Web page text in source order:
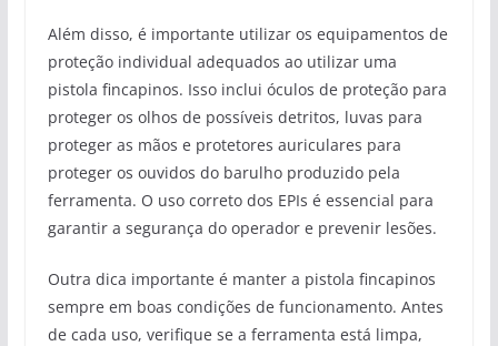
Além disso, é importante utilizar os equipamentos de
proteção individual adequados ao utilizar uma
pistola fincapinos. Isso inclui óculos de proteção para
proteger os olhos de possíveis detritos, luvas para
proteger as mãos e protetores auriculares para
proteger os ouvidos do barulho produzido pela
ferramenta. O uso correto dos EPIs é essencial para
garantir a segurança do operador e prevenir lesões.
Outra dica importante é manter a pistola fincapinos
sempre em boas condições de funcionamento. Antes
de cada uso, verifique se a ferramenta está limpa,